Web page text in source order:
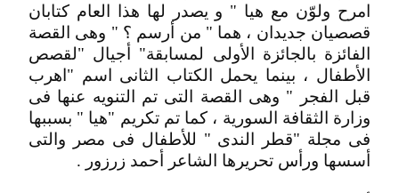
امرح ولوّن مع هيا " و يصدر لها هذا العام كتابان
قصصيان جديدان ، هما " من أرسم ؟ " وهى القصة
الفائزة بالجائزة الأولى لمسابقة" أجيال "لقصص
الأطفال ، بينما يحمل الكتاب الثانى اسم "اهرب
قبل الفجر " وهى القصة التى تم التنويه عنها فى
وزارة الثقافة السورية ، كما تم تكريم "هيا " بسببها
فى مجلة "قطر الندى " للأطفال فى مصر والتى
أسسها ورأس تحريرها الشاعر أحمد زرزور .